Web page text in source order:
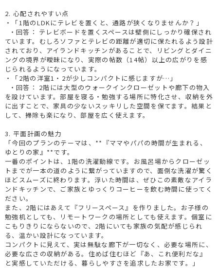
2. 心配されやすい点
・「1階のLDKにテレビを置くと、通路が狭くなりませんか？」
・回答： テレビボードを置くスペースは壁側にしっかり確保され
ています。むしろソファとテレビの距離が適切に保たれるよう設計
されており、アイランドキッチンがあることで、リビングとダイニ
ングの境界が曖昧になり、実際の帖数（14帖）以上の広がりを感
じられるようになっています。
・「2階の洋室1・2が少しコンパクトに感じますが…」
・回答： 2階には大型のウォークインクローゼットや廊下の物入
を設けています。部屋を寝る・勉強する場所に特化させ、収納を外
に出すことで、家具の少ないスッキリした空間を保てます。結果と
して、掃除も楽になり、部屋を広く使えます。
3. 平面計画の魅力
「今回のプランのテーマは、**『ママやパパの時間が生まれる、
ゆとりの家』**です。
一番のポイントは、1階の洗濯動線です。お風呂場からクローゼッ
トまでが一本の道のように繋がっていますので、面倒な洗濯が驚く
ほどスムーズに終わります。浮いた時間は、ぜひこの素敵なアイラ
ンドキッチンで、ご家族とゆっくりコーヒーを飲む時間に使ってく
ださい。
また、2階にはあえて『フリースペース』を作りました。お子様の
勉強机としても、リモートワークの場所としても使えます。個室に
こもりきりにならないので、2階にいても家族の気配が感じられ
る、温かい設計になっています。
コンパクトに見えて、実は無駄な廊下が一切なく、必要な場所に、
必要な広さの収納がある。住めば住むほど『あ、これ便利だな』
と実感していただける、暮らしやすさを追求したお家です。」